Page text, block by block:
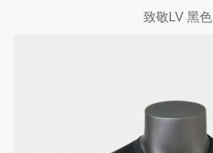
致敬LV 黑色